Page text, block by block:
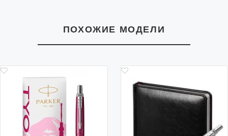
ПОХОЖИЕ МОДЕЛИ